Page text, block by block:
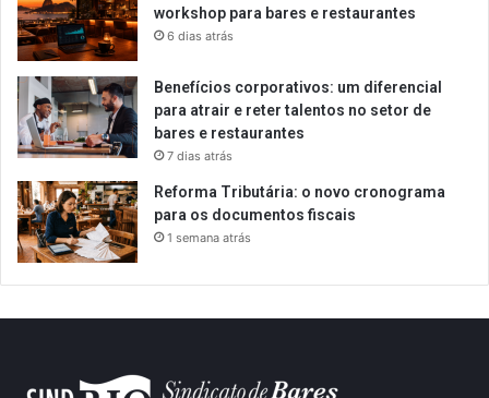
workshop para bares e restaurantes
6 dias atrás
Benefícios corporativos: um diferencial
para atrair e reter talentos no setor de
bares e restaurantes
7 dias atrás
Reforma Tributária: o novo cronograma
para os documentos fiscais
1 semana atrás